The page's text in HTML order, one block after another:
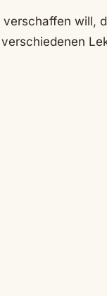
will,